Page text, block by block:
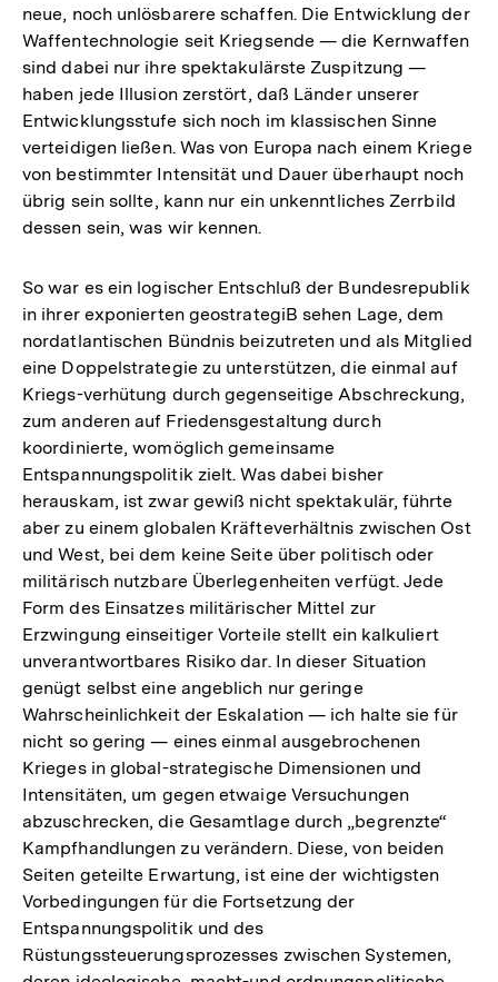
neue, noch unlösbarere schaffen. Die Entwicklung der
Waffentechnologie seit Kriegsende — die Kernwaffen
sind dabei nur ihre spektakulärste Zuspitzung —
haben jede Illusion zerstört, daß Länder unserer
Entwicklungsstufe sich noch im klassischen Sinne
verteidigen ließen. Was von Europa nach einem Kriege
von bestimmter Intensität und Dauer überhaupt noch
übrig sein sollte, kann nur ein unkenntliches Zerrbild
dessen sein, was wir kennen.
So war es ein logischer Entschluß der Bundesrepublik
in ihrer exponierten geostrategiB sehen Lage, dem
nordatlantischen Bündnis beizutreten und als Mitglied
eine Doppelstrategie zu unterstützen, die einmal auf
Kriegs-verhütung durch gegenseitige Abschreckung,
zum anderen auf Friedensgestaltung durch
koordinierte, womöglich gemeinsame
Entspannungspolitik zielt. Was dabei bisher
herauskam, ist zwar gewiß nicht spektakulär, führte
aber zu einem globalen Kräfteverhältnis zwischen Ost
und West, bei dem keine Seite über politisch oder
militärisch nutzbare Überlegenheiten verfügt. Jede
Form des Einsatzes militärischer Mittel zur
Erzwingung einseitiger Vorteile stellt ein kalkuliert
unverantwortbares Risiko dar. In dieser Situation
genügt selbst eine angeblich nur geringe
Wahrscheinlichkeit der Eskalation — ich halte sie für
nicht so gering — eines einmal ausgebrochenen
Krieges in global-strategische Dimensionen und
Intensitäten, um gegen etwaige Versuchungen
abzuschrecken, die Gesamtlage durch „begrenzte“
Kampfhandlungen zu verändern. Diese, von beiden
Seiten geteilte Erwartung, ist eine der wichtigsten
Vorbedingungen für die Fortsetzung der
Entspannungspolitik und des
Rüstungssteuerungsprozesses zwischen Systemen,